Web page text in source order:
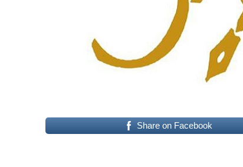
Share on Facebook